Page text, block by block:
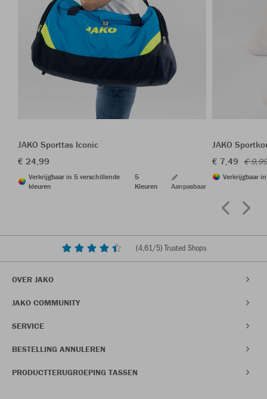
JAKO Sporttas Iconic
€ 24,99
Verkrijgbaar in 5 verschillende
kleuren
5
Kleuren
Aanpasbaar
JAKO
€ 7,49 €
Verkrijgbaar
(4,61/5) Trusted Shops
OVER JAKO
JAKO COMMUNITY
SERVICE
BESTELLING ANNULEREN
PRODUCTTERUGROEPING TASSEN